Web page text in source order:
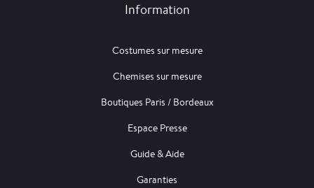
Information
Costumes sur mesure
Chemises sur mesure
Boutiques Paris / Bordeaux
Espace Presse
Guide & Aide
Garanties